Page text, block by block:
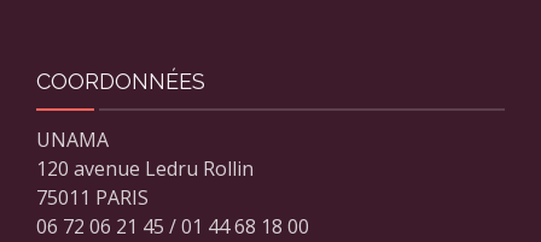
COORDONNÉES
UNAMA
120 avenue Ledru Rollin
75011 PARIS
06 72 06 21 45 / 01 44 68 18 00